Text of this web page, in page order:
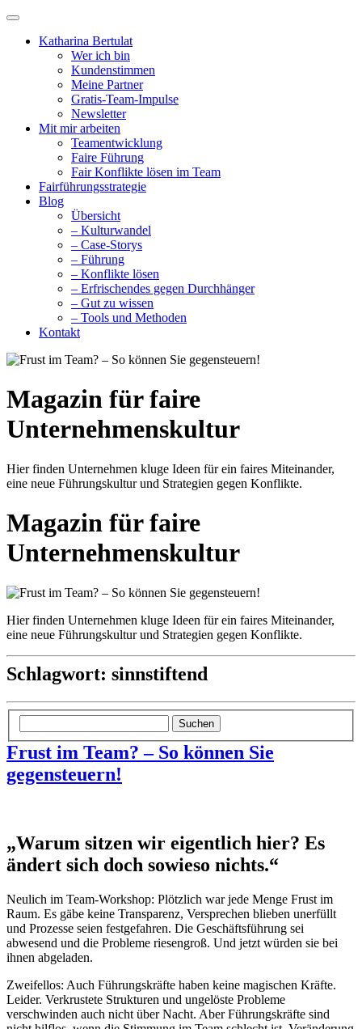
Katharina Bertulat
Wer ich bin
Kundenstimmen
Meine Partner
Gratis-Team-Impulse
Newsletter
Mit mir arbeiten
Teamentwicklung
Faire Führung
Fair Konflikte lösen im Team
Fairführungsstrategie
Blog
Übersicht
– Kulturwandel
– Case-Storys
– Führung
– Konflikte lösen
– Erfrischendes gegen Durchhänger
– Gut zu wissen
– Tools und Methoden
Kontakt
Magazin für faire
Unternehmenskultur
Hier finden Unternehmen kluge Ideen für ein faires Miteinander,
eine neue Führungskultur und Strategien gegen Konflikte.
Magazin für faire
Unternehmenskultur
Hier finden Unternehmen kluge Ideen für ein faires Miteinander,
eine neue Führungskultur und Strategien gegen Konflikte.
Schlagwort: sinnstiftend
Suchen
Frust im Team? – So können Sie
gegensteuern!
„Warum sitzen wir eigentlich hier? Es
ändert sich doch sowieso nichts.“
Neulich im Team-Workshop: Plötzlich war jede Menge Frust im
Raum. Es gäbe keine Transparenz, Versprechen blieben unerfüllt
und Prozesse seien festgefahren. Die Geschäftsführung sei
abwesend und die Probleme riesengroß. Und jetzt würden sie bei
ihnen abgeladen.
Zweifellos: Auch Führungskräfte haben keine magischen Kräfte.
Leider. Verkrustete Strukturen und ungelöste Probleme
verschwinden auch nicht über Nacht. Aber Führungskräfte sind